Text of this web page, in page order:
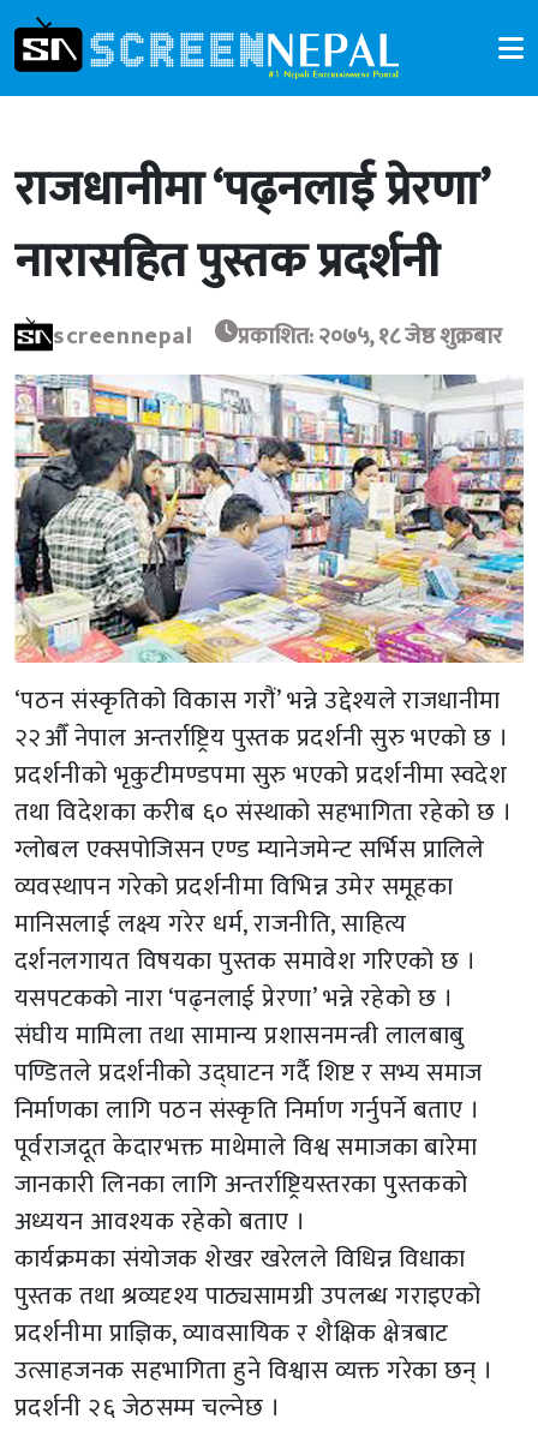
राजधानीमा ‘पढ्नलाई प्रेरणा’
नारासहित पुस्तक प्रदर्शनी
screennepal प्रकाशित: २०७५, १८ जेष्ठ शुक्रबार
‘पठन संस्कृतिको विकास गरौं’ भन्ने उद्देश्यले राजधानीमा
२२औँ नेपाल अन्तर्राष्ट्रिय पुस्तक प्रदर्शनी सुरु भएको छ ।
प्रदर्शनीको भृकुटीमण्डपमा सुरु भएको प्रदर्शनीमा स्वदेश
तथा विदेशका करीब ६० संस्थाको सहभागिता रहेको छ ।
ग्लोबल एक्सपोजिसन एण्ड म्यानेजमेन्ट सर्भिस प्रालिले
व्यवस्थापन गरेको प्रदर्शनीमा विभिन्न उमेर समूहका
मानिसलाई लक्ष्य गरेर धर्म, राजनीति, साहित्य
दर्शनलगायत विषयका पुस्तक समावेश गरिएको छ ।
यसपटकको नारा ‘पढ्नलाई प्रेरणा’ भन्ने रहेको छ ।
संघीय मामिला तथा सामान्य प्रशासनमन्त्री लालबाबु
पण्डितले प्रदर्शनीको उद्घाटन गर्दै शिष्ट र सभ्य समाज
निर्माणका लागि पठन संस्कृति निर्माण गर्नुपर्ने बताए ।
पूर्वराजदूत केदारभक्त माथेमाले विश्व समाजका बारेमा
जानकारी लिनका लागि अन्तर्राष्ट्रियस्तरका पुस्तकको
अध्ययन आवश्यक रहेको बताए ।
कार्यक्रमका संयोजक शेखर खरेलले विधिन्न विधाका
पुस्तक तथा श्रव्यदृश्य पाठ्यसामग्री उपलब्ध गराइएको
प्रदर्शनीमा प्राज्ञिक, व्यावसायिक र शैक्षिक क्षेत्रबाट
उत्साहजनक सहभागिता हुने विश्वास व्यक्त गरेका छन् ।
प्रदर्शनी २६ जेठसम्म चल्नेछ ।